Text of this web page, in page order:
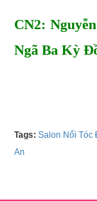
CN2:
Ngã Ba Kỳ
Tags: Salon Nối Tóc
An